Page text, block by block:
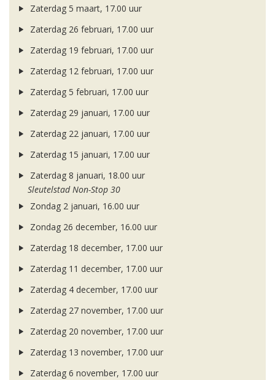
Zaterdag 5 maart, 17.00 uur
Zaterdag 26 februari, 17.00 uur
Zaterdag 19 februari, 17.00 uur
Zaterdag 12 februari, 17.00 uur
Zaterdag 5 februari, 17.00 uur
Zaterdag 29 januari, 17.00 uur
Zaterdag 22 januari, 17.00 uur
Zaterdag 15 januari, 17.00 uur
Zaterdag 8 januari, 18.00 uur
Sleutelstad Non-Stop 30
Zondag 2 januari, 16.00 uur
Zondag 26 december, 16.00 uur
Zaterdag 18 december, 17.00 uur
Zaterdag 11 december, 17.00 uur
Zaterdag 4 december, 17.00 uur
Zaterdag 27 november, 17.00 uur
Zaterdag 20 november, 17.00 uur
Zaterdag 13 november, 17.00 uur
Zaterdag 6 november, 17.00 uur